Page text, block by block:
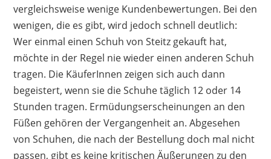
vergleichsweise wenige Kundenbewertungen. Bei den
wenigen, die es gibt, wird jedoch schnell deutlich:
Wer einmal einen Schuh von Steitz gekauft hat,
möchte in der Regel nie wieder einen anderen Schuh
tragen. Die KäuferInnen zeigen sich auch dann
begeistert, wenn sie die Schuhe täglich 12 oder 14
Stunden tragen. Ermüdungserscheinungen an den
Füßen gehören der Vergangenheit an. Abgesehen
von Schuhen, die nach der Bestellung doch mal nicht
passen, gibt es keine kritischen Äußerungen zu den